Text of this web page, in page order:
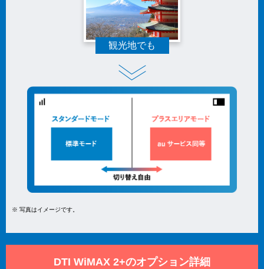
観光地でも
※ 写真はイメージです。
DTI WiMAX 2+のオプション詳細